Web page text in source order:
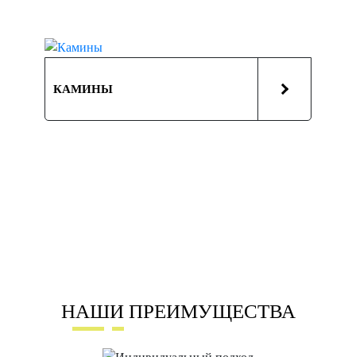
КАМИНЫ
НАШИ ПРЕИМУЩЕСТВА